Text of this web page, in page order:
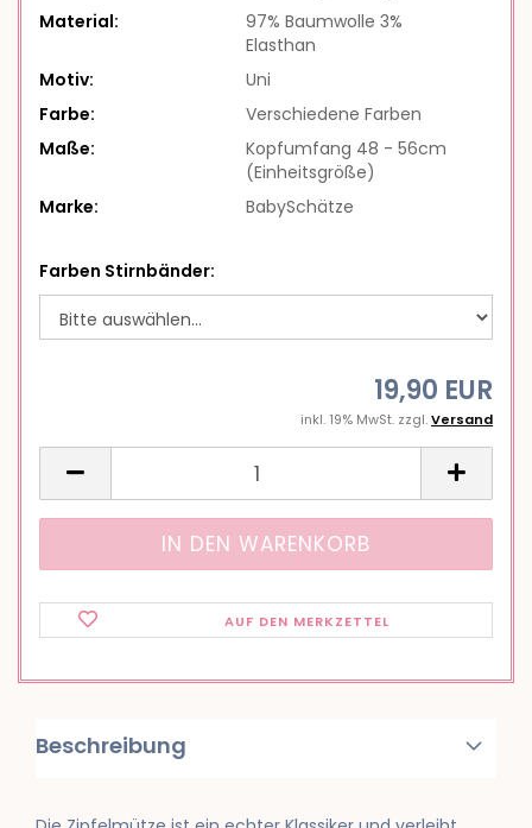
Material:
97% Baumwolle 3%
Elasthan
Motiv:
Uni
Farbe:
Verschiedene Farben
Maße:
Kopfumfang 48 - 56cm
(Einheitsgröße)
Marke:
BabySchätze
Farben Stirnbänder:
19,90 EUR
inkl. 19% MwSt. zzgl.Versand
AUF DEN MERKZETTEL
Beschreibung